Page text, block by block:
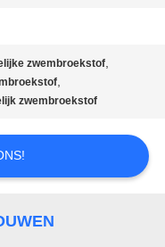
zwembroekstof,
,
zwembroekstof